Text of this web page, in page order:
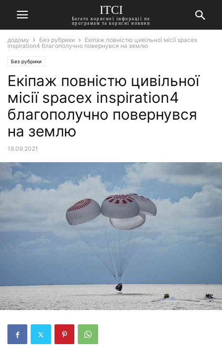
ITCI
Багато корисної інфорації по
програмам та корисні новини
додому Без рубрики
Екіпаж повністю цивільної місії spacex
inspiration4 благополучно повернувся на землю
Без рубрики
Екіпаж повністю цивільної
місії spacex inspiration4
благополучно повернувся
на землю
19.09.2021